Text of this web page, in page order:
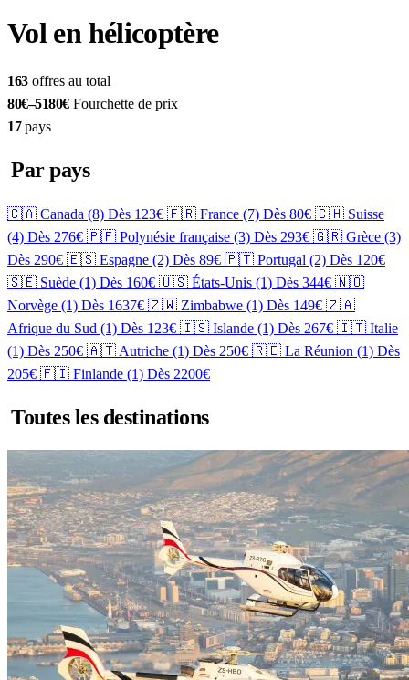
Vol en hélicoptère
163 offres au total
80€–5180€ Fourchette de prix
17 pays
Par pays
🇨🇦 Canada (8) Dès 123€ 🇫🇷 France (7) Dès 80€ 🇨🇭 Suisse
(4) Dès 276€ 🇵🇫 Polynésie française (3) Dès 293€ 🇬🇷 Grèce (3)
Dès 290€ 🇪🇸 Espagne (2) Dès 89€ 🇵🇹 Portugal (2) Dès 120€
🇸🇪 Suède (1) Dès 160€ 🇺🇸 États-Unis (1) Dès 344€ 🇳🇴
Norvège (1) Dès 1637€ 🇿🇼 Zimbabwe (1) Dès 149€ 🇿🇦
Afrique du Sud (1) Dès 123€ 🇮🇸 Islande (1) Dès 267€ 🇮🇹 Italie
(1) Dès 250€ 🇦🇹 Autriche (1) Dès 250€ 🇷🇪 La Réunion (1) Dès
205€ 🇫🇮 Finlande (1) Dès 2200€
Toutes les destinations